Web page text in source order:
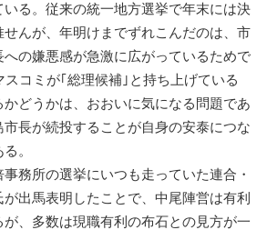
る。従来の統一地方選挙で年末には決
せんが、年明けまでずれこんだのは、市
への嫌悪感が急激に広がっているためで
スコミが｢総理候補｣と持ち上げている
どうかは、おおいに気になる問題であ
市長が続投することが自身の安泰につな
。
務所の選挙にいつも走っていた連合・
出馬表明したことで、中尾陣営は有利
、多数は現職有利の布石との見方が一